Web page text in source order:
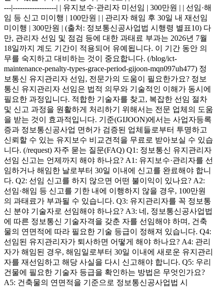
---|------------------| | 유지보수·관리자 미선임 | 300만원 | | 선임·해
임 등 신고 미이행 | 100만원 | | 관리자 해임 후 30일 내 재선임
미이행 | 300만원 | (출처: 정보통신공사업법 시행령 별표10) 다
만, 관리자 선임 및 점검 등에 대한 과태료 부과는 2026년 7월
18일까지 계도 기간이 적용되어 유예됩니다. 이 기간 동안 의
무를 숙지하고 대비하는 것이 중요합니다. (/blog/ict-
maintenance-penalty-types-grace-period-gijoon-mqn097uh477) 정
보통신 유지관리자 선임, 전문가의 도움이 필요한가요? 정보
통신 유지관리자 선임은 법적 의무와 기술적인 이해가 동시에
필요한 과정입니다. 적합한 기술자를 찾고, 복잡한 선임 절차
및 신고 과정을 원활하게 처리하기 위해서는 전문 업체의 도움
을 받는 것이 효과적입니다. 기준(GIJOON)에서는 사업자등록
증과 정보통신공사업 면허가 검증된 업체들로부터 투명하고
신뢰할 수 있는 유지보수 비교견적을 무료로 받아보실 수 있습
니다. (/request) 자주 묻는 질문(FAQ) Q1: 정보통신 유지관리자
선임 신고는 언제까지 해야 하나요? A1: 유지보수·관리자를 선
임하거나 해임한 날로부터 30일 이내에 신고를 완료해야 합니
다. Q2: 선임 신고를 하지 않으면 어떤 불이익이 있나요? A2:
선임·해임 등 신고를 기한 내에 이행하지 않을 경우, 100만원
의 과태료가 부과될 수 있습니다. Q3: 유지관리자를 꼭 정보통
신 분야 기술자로 선임해야 하나요? A3: 네, 정보통신공사업법
에 따른 정보통신 기술자격을 갖춘 자를 선임해야 하며, 건축
물의 연면적에 따라 필요한 기술 등급이 정해져 있습니다. Q4:
선임된 유지관리자가 퇴사하면 어떻게 해야 하나요? A4: 관리
자가 해임된 경우, 해임일로부터 30일 이내에 새로운 유지관리
자를 재선임하고 해당 사실을 다시 신고해야 합니다. Q5: 우리
건물에 필요한 기술자 등급을 확인하는 방법은 무엇인가요?
A5: 건축물의 연면적을 기준으로 정보통신공사업법 시